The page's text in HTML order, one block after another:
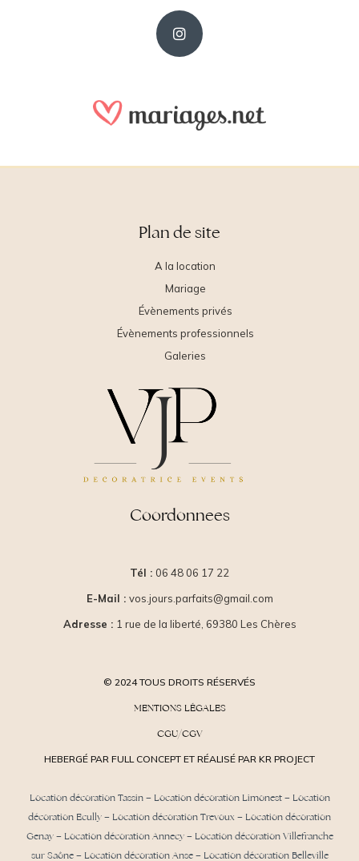
Plan de site
A la location
Mariage
Évènements privés
Évènements professionnels
Galeries
Coordonnees
Tél : 06 48 06 17 22
E-Mail : vos.jours.parfaits@gmail.com
Adresse : 1 rue de la liberté, 69380 Les Chères
© 2024 TOUS DROITS RÉSERVÉS
MENTIONS LÉGALES
CGU/CGV
HEBERGÉ PAR FULL CONCEPT ET RÉALISÉ PAR KR PROJECT
Location décoration Tassin– Location décoration Limonest– Location
décoration Ecully– Location décoration Trevoux– Location décoration
Genay– Location décoration Annecy– Location décoration Villefranche
sur Saône– Location décoration Anse– Location décoration Belleville